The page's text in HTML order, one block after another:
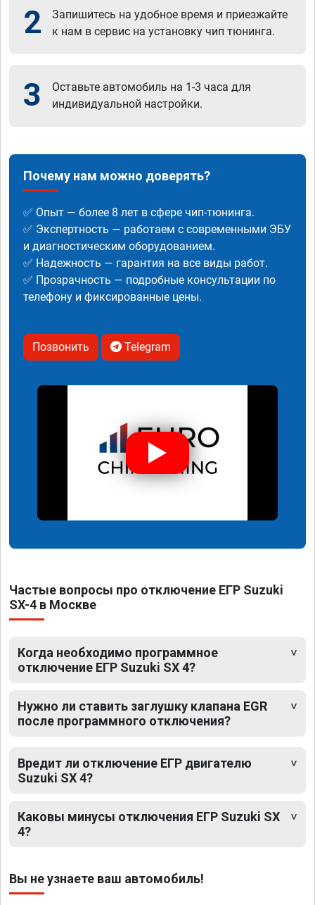
2
Запишитесь на удобное время и приезжайте
к нам в сервис на установку чип тюнинга.
3
Оставьте автомобиль на 1-3 часа для
индивидуальной настройки.
Почему нам можно доверять?
✅ Опыт — более 8 лет в сфере чип-тюнинга.
✅ Экспертность — работаем с современными ЭБУ
и диагностическим оборудованием.
✅ Надежность — гарантия на все виды работ.
✅ Прозрачность — подробные консультации по
телефону и фиксированные цены.
Позвонить Telegram
Частые вопросы про отключение ЕГР Suzuki
SX-4 в Москве
Когда необходимо программное
отключение ЕГР Suzuki SX 4?
Нужно ли ставить заглушку клапана EGR
после программного отключения?
Вредит ли отключение ЕГР двигателю
Suzuki SX 4?
Каковы минусы отключения ЕГР Suzuki SX
4?
Вы не узнаете ваш автомобиль!